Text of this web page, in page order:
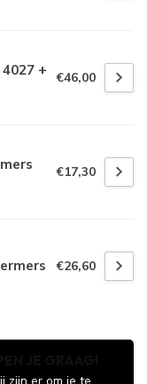
+ €46,00
€17,30
€26,60